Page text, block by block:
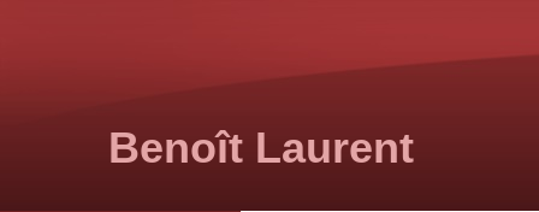
Benoît Laurent